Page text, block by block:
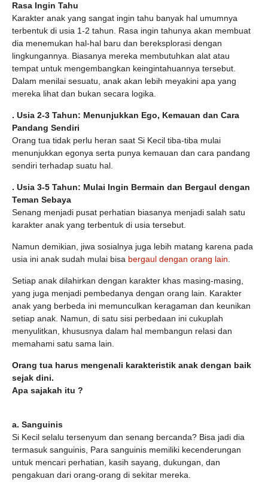
Rasa Ingin Tahu
Karakter anak yang sangat ingin tahu banyak hal umumnya
terbentuk di usia 1-2 tahun. Rasa ingin tahunya akan membuat
dia menemukan hal-hal baru dan bereksplorasi dengan
lingkungannya. Biasanya mereka membutuhkan alat atau
tempat untuk mengembangkan keingintahuannya tersebut.
Dalam menilai sesuatu, anak akan lebih meyakini apa yang
mereka lihat dan bukan secara logika.
. Usia 2-3 Tahun: Menunjukkan Ego, Kemauan dan Cara
Pandang Sendiri
Orang tua tidak perlu heran saat Si Kecil tiba-tiba mulai
menunjukkan egonya serta punya kemauan dan cara pandang
sendiri terhadap suatu hal.
. Usia 3-5 Tahun: Mulai Ingin Bermain dan Bergaul dengan
Teman Sebaya
Senang menjadi pusat perhatian biasanya menjadi salah satu
karakter anak yang terbentuk di usia tersebut.
Namun demikian, jiwa sosialnya juga lebih matang karena pada
usia ini anak sudah mulai bisa bergaul dengan orang lain
Setiap anak dilahirkan dengan karakter khas masing-masing,
yang juga menjadi pembedanya dengan orang lain. Karakter
anak yang berbeda ini memunculkan keragaman dan keunikan
setiap anak. Namun, di satu sisi perbedaan ini cukuplah
menyulitkan, khususnya dalam hal membangun relasi dan
memahami satu sama lain.
Orang tua harus mengenali karakteristik anak dengan baik
sejak dini.
Apa sajakah itu ?
a. Sanguinis
Si Kecil selalu tersenyum dan senang bercanda? Bisa jadi dia
termasuk sanguinis, Para sanguinis memiliki kecenderungan
untuk mencari perhatian, kasih sayang, dukungan, dan
pengakuan dari orang-orang di sekitar mereka.